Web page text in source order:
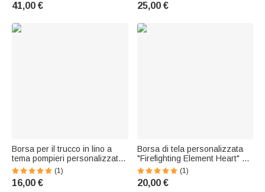
quotidiano regalo per
41,00 €
anniversario per donne, vigili
25,00 €
Borsa per il trucco in lino a
tema pompieri personalizzata
con titolo e cinturino da polso
Regalo di compleanno per la
famiglia di pompieri
(1)
16,00 €
Borsa di tela personalizzata
"Firefighting Element Heart" di
grande capienza, con nome e
testo: regalo di compleanno
per l'uso quotidiano, per la
(1)
20,00 €